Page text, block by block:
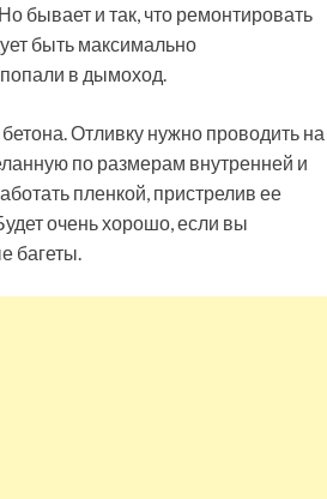
бывает и так, что ремонтировать
быть максимально
в дымоход.
Отливку нужно проводить на
по размерам внутренней и
пленкой, пристрелив ее
очень хорошо, если вы
багеты.